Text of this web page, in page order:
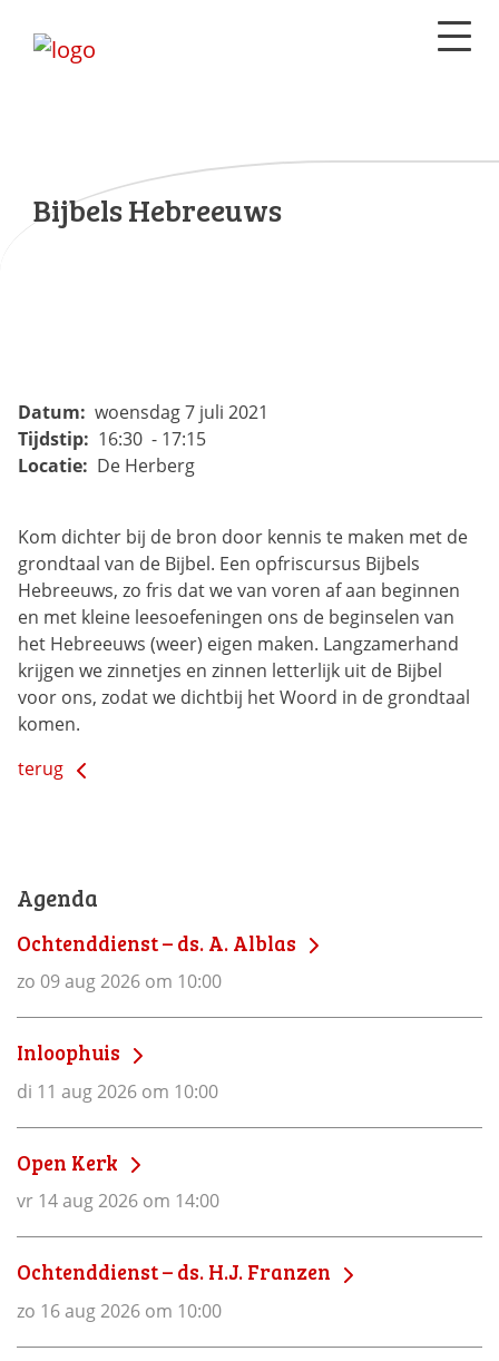
Bijbels Hebreeuws
Datum: woensdag 7 juli 2021
Tijdstip: 16:30 - 17:15
Locatie: De Herberg
Kom dichter bij de bron door kennis te maken met de
grondtaal van de Bijbel. Een opfriscursus Bijbels
Hebreeuws, zo fris dat we van voren af aan beginnen
en met kleine leesoefeningen ons de beginselen van
het Hebreeuws (weer) eigen maken. Langzamerhand
krijgen we zinnetjes en zinnen letterlijk uit de Bijbel
voor ons, zodat we dichtbij het Woord in de grondtaal
komen.
terug
Agenda
Ochtenddienst – ds. A. Alblas
zo 09 aug 2026 om 10:00
Inloophuis
di 11 aug 2026 om 10:00
Open Kerk
vr 14 aug 2026 om 14:00
Ochtenddienst – ds. H.J. Franzen
zo 16 aug 2026 om 10:00